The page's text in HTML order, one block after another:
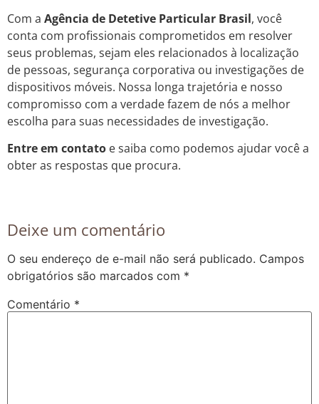
Com a Agência de Detetive Particular Brasil, você
conta com profissionais comprometidos em resolver
seus problemas, sejam eles relacionados à localização
de pessoas, segurança corporativa ou investigações de
dispositivos móveis. Nossa longa trajetória e nosso
compromisso com a verdade fazem de nós a melhor
escolha para suas necessidades de investigação.
Entre em contato e saiba como podemos ajudar você a
obter as respostas que procura.
Deixe um comentário
O seu endereço de e-mail não será publicado. Campos
obrigatórios são marcados com *
Comentário *